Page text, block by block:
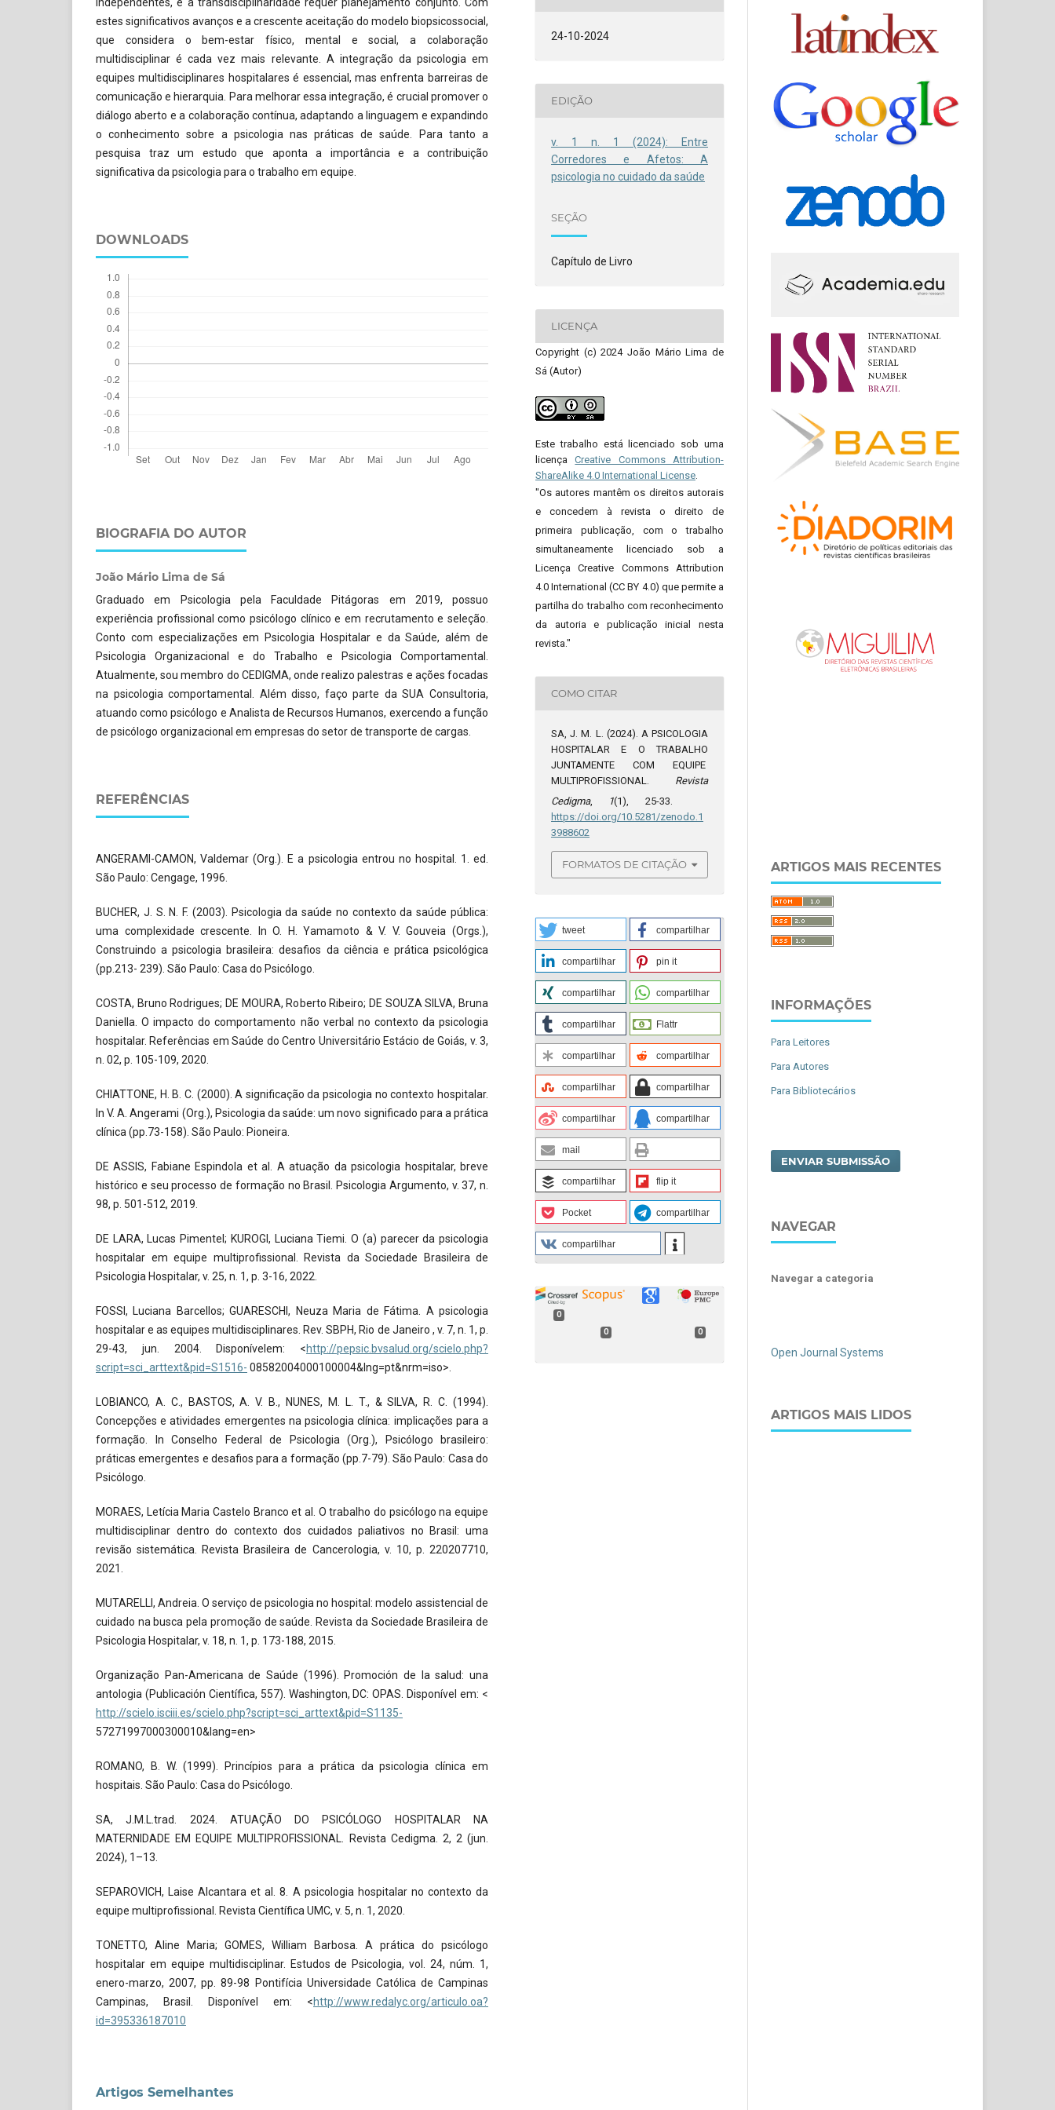
estes significativos avanços e a crescente aceitação do modelo biopsicossocial,
que considera o bem-estar físico, mental e social, a colaboração
multidisciplinar é cada vez mais relevante. A integração da psicologia em
equipes multidisciplinares hospitalares é essencial, mas enfrenta barreiras de
comunicação e hierarquia. Para melhorar essa integração, é crucial promover o
diálogo aberto e a colaboração contínua, adaptando a linguagem e expandindo
o conhecimento sobre a psicologia nas práticas de saúde. Para tanto a
pesquisa traz um estudo que aponta a importância e a contribuição
significativa da psicologia para o trabalho em equipe.
DOWNLOADS
BIOGRAFIA DO AUTOR
João Mário Lima de Sá
Graduado em Psicologia pela Faculdade Pitágoras em 2019, possuo
experiência profissional como psicólogo clínico e em recrutamento e seleção.
Conto com especializações em Psicologia Hospitalar e da Saúde, além de
Psicologia Organizacional e do Trabalho e Psicologia Comportamental.
Atualmente, sou membro do CEDIGMA, onde realizo palestras e ações focadas
na psicologia comportamental. Além disso, faço parte da SUA Consultoria,
atuando como psicólogo e Analista de Recursos Humanos, exercendo a função
de psicólogo organizacional em empresas do setor de transporte de cargas.
REFERÊNCIAS
ANGERAMI-CAMON, Valdemar (Org.). E a psicologia entrou no hospital. 1. ed.
São Paulo: Cengage, 1996.
BUCHER, J. S. N. F. (2003). Psicologia da saúde no contexto da saúde pública:
uma complexidade crescente. In O. H. Yamamoto & V. V. Gouveia (Orgs.),
Construindo a psicologia brasileira: desafios da ciência e prática psicológica
(pp.213- 239). São Paulo: Casa do Psicólogo.
COSTA, Bruno Rodrigues; DE MOURA, Roberto Ribeiro; DE SOUZA SILVA, Bruna
Daniella. O impacto do comportamento não verbal no contexto da psicologia
hospitalar. Referências em Saúde do Centro Universitário Estácio de Goiás, v. 3,
n. 02, p. 105-109, 2020.
CHIATTONE, H. B. C. (2000). A significação da psicologia no contexto hospitalar.
In V. A. Angerami (Org.), Psicologia da saúde: um novo significado para a prática
clínica (pp.73-158). São Paulo: Pioneira.
DE ASSIS, Fabiane Espindola et al. A atuação da psicologia hospitalar, breve
histórico e seu processo de formação no Brasil. Psicologia Argumento, v. 37, n.
98, p. 501-512, 2019.
DE LARA, Lucas Pimentel; KUROGI, Luciana Tiemi. O (a) parecer da psicologia
hospitalar em equipe multiprofissional. Revista da Sociedade Brasileira de
Psicologia Hospitalar, v. 25, n. 1, p. 3-16, 2022.
FOSSI, Luciana Barcellos; GUARESCHI, Neuza Maria de Fátima. A psicologia
hospitalar e as equipes multidisciplinares. Rev. SBPH, Rio de Janeiro , v. 7, n. 1, p.
29-43, jun. 2004. Disponívelem: <http://pepsic.bvsalud.org/scielo.php?
script=sci_arttext&pid=S1516- 08582004000100004&lng=pt&nrm=iso>.
LOBIANCO, A. C., BASTOS, A. V. B., NUNES, M. L. T., & SILVA, R. C. (1994).
Concepções e atividades emergentes na psicologia clínica: implicações para a
formação. In Conselho Federal de Psicologia (Org.), Psicólogo brasileiro:
práticas emergentes e desafios para a formação (pp.7-79). São Paulo: Casa do
Psicólogo.
MORAES, Letícia Maria Castelo Branco et al. O trabalho do psicólogo na equipe
multidisciplinar dentro do contexto dos cuidados paliativos no Brasil: uma
revisão sistemática. Revista Brasileira de Cancerologia, v. 10, p. 220207710,
2021.
MUTARELLI, Andreia. O serviço de psicologia no hospital: modelo assistencial de
cuidado na busca pela promoção de saúde. Revista da Sociedade Brasileira de
Psicologia Hospitalar, v. 18, n. 1, p. 173-188, 2015.
Organização Pan-Americana de Saúde (1996). Promoción de la salud: una
antologia (Publicación Científica, 557). Washington, DC: OPAS. Disponível em: <
http://scielo.isciii.es/scielo.php?script=sci_arttext&pid=S1135-
57271997000300010&lang=en>
ROMANO, B. W. (1999). Princípios para a prática da psicologia clínica em
hospitais. São Paulo: Casa do Psicólogo.
SA, J.M.L.trad. 2024. ATUAÇÃO DO PSICÓLOGO HOSPITALAR NA
MATERNIDADE EM EQUIPE MULTIPROFISSIONAL. Revista Cedigma. 2, 2 (jun.
2024), 1–13.
SEPAROVICH, Laise Alcantara et al. 8. A psicologia hospitalar no contexto da
equipe multiprofissional. Revista Científica UMC, v. 5, n. 1, 2020.
TONETTO, Aline Maria; GOMES, William Barbosa. A prática do psicólogo
hospitalar em equipe multidisciplinar. Estudos de Psicologia, vol. 24, núm. 1,
enero-marzo, 2007, pp. 89-98 Pontifícia Universidade Católica de Campinas
Campinas, Brasil. Disponível em: <http://www.redalyc.org/articulo.oa?
id=395336187010
24-10-2024
EDIÇÃO
v. 1 n. 1 (2024): Entre
Corredores e Afetos: A
psicologia no cuidado da saúde
SEÇÃO
Capítulo de Livro
LICENÇA
Copyright (c) 2024 João Mário Lima de
Sá (Autor)
Este trabalho está licenciado sob uma
licençaCreative Commons Attribution-
ShareAlike 4.0 International License
"Os autores mantêm os direitos autorais
e concedem à revista o direito de
primeira publicação, com o trabalho
simultaneamente licenciado sob a
Licença Creative Commons Attribution
4.0 International (CC BY 4.0) que permite a
partilha do trabalho com reconhecimento
da autoria e publicação inicial nesta
revista."
COMO CITAR
SA, J. M. L. (2024). A PSICOLOGIA
HOSPITALAR E O TRABALHO
JUNTAMENTE COM EQUIPE
MULTIPROFISSIONAL. Revista
Cedigma, 1(1), 25-33.
https://doi.org/10.5281/zenodo.1
3988602
FORMATOS DE CITAÇÃO
tweet compartilhar
compartilhar pin it
compartilhar compartilhar
compartilhar Flattr
compartilhar compartilhar
compartilhar compartilhar
compartilhar compartilhar
mail
compartilhar flip it
Pocket compartilhar
compartilhar
0
0
0
Artigos Semelhantes
ARTIGOS MAIS RECENTES
INFORMAÇÕES
Para Leitores
Para Autores
Para Bibliotecários
ENVIAR SUBMISSÃO
NAVEGAR
Navegar a categoria
Open Journal Systems
ARTIGOS MAIS LIDOS